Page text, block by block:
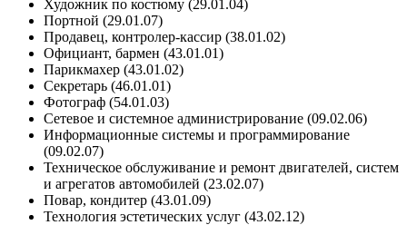
Художник по костюму (29.01.04)
Портной (29.01.07)
Продавец, контролер-кассир (38.01.02)
Официант, бармен (43.01.01)
Парикмахер (43.01.02)
Секретарь (46.01.01)
Фотограф (54.01.03)
Сетевое и системное администрирование (09.02.06)
Информационные системы и программирование
(09.02.07)
Техническое обслуживание и ремонт двигателей, систем
и агрегатов автомобилей (23.02.07)
Повар, кондитер (43.01.09)
Технология эстетических услуг (43.02.12)